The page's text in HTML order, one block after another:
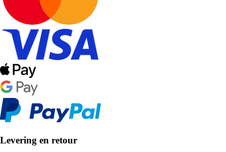
Levering en retour